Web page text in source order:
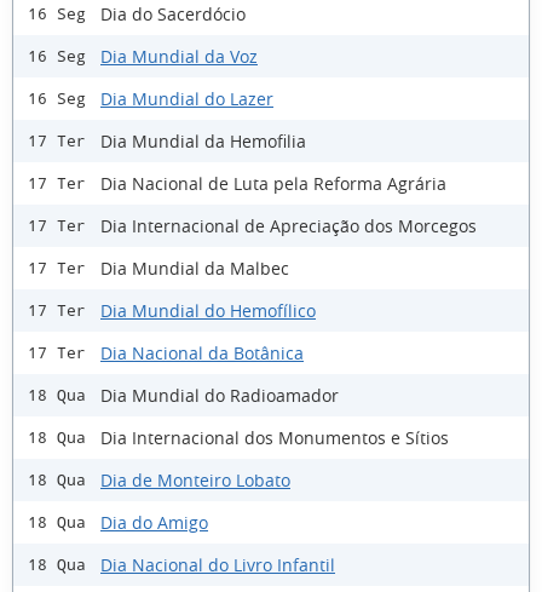
16 Seg Dia do Sacerdócio
16 Seg Dia Mundial da Voz
16 Seg Dia Mundial do Lazer
17 Ter Dia Mundial da Hemofilia
17 Ter Dia Nacional de Luta pela Reforma Agrária
17 Ter Dia Internacional de Apreciação dos Morcegos
17 Ter Dia Mundial da Malbec
17 Ter Dia Mundial do Hemofílico
17 Ter Dia Nacional da Botânica
18 Qua Dia Mundial do Radioamador
18 Qua Dia Internacional dos Monumentos e Sítios
18 Qua Dia de Monteiro Lobato
18 Qua Dia do Amigo
18 Qua Dia Nacional do Livro Infantil